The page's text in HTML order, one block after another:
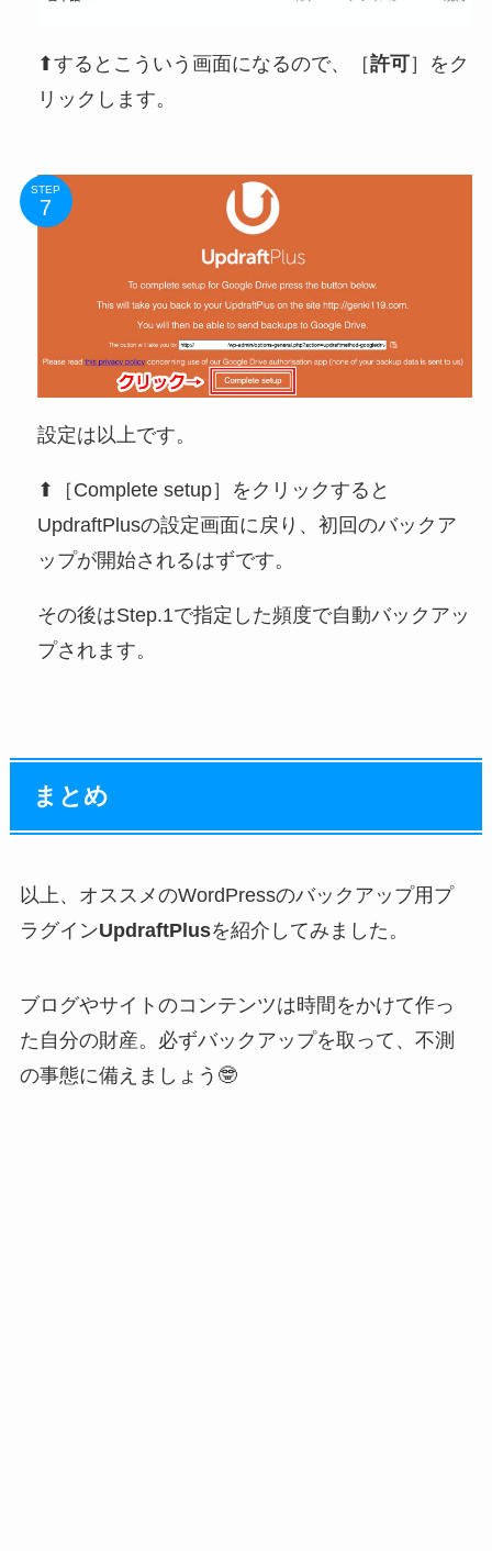
⬆するとこういう画面になるので、［許可］をク
リックします。
STEP
設定は以上です。
⬆［Complete setup］をクリックすると
UpdraftPlusの設定画面に戻り、初回のバックア
ップが開始されるはずです。
その後はStep.1で指定した頻度で自動バックアッ
プされます。
まとめ
以上、オススメのWordPressのバックアップ用プ
ラグインUpdraftPlusを紹介してみました。
ブログやサイトのコンテンツは時間をかけて作っ
た自分の財産。必ずバックアップを取って、不測
の事態に備えましょう🤓